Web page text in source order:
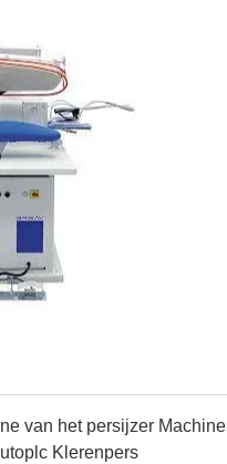
van het persijzer Machine
Klerenpers